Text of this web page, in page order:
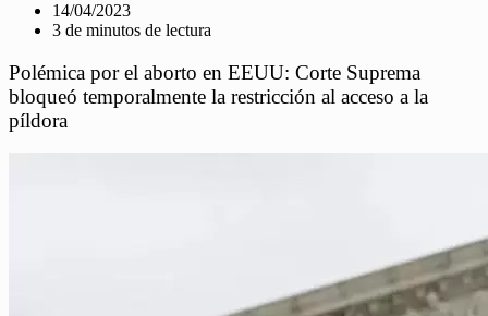
14/04/2023
3 de minutos de lectura
Polémica por el aborto en EEUU: Corte Suprema
bloqueó temporalmente la restricción al acceso a la
píldora